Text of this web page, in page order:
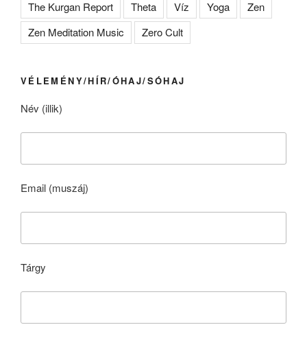
The Kurgan Report Theta Víz Yoga
Zen
Zen Meditation Music
Zero Cult
VÉLEMÉNY/HÍR/ÓHAJ/SÓHAJ
Név (illik)
Email (muszáj)
Tárgy